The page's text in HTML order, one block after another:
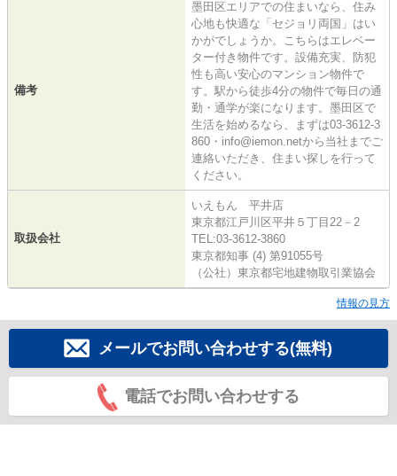
備考
墨田区エリアでの住まいなら、住み
心地も快適な「セジョリ両国」はい
かがでしょうか。こちらはエレベー
ター付き物件です。設備充実、防犯
性も高い安心のマンション物件で
す。駅から徒歩4分の物件で毎日の通
勤・通学が楽になります。墨田区で
生活を始めるなら、まずは03-3612-3
860・info@iemon.netから当社までご
連絡いただき、住まい探しを行って
ください。
取扱会社
いえもん 平井店
東京都江戸川区平井５丁目22－2
TEL:03-3612-3860
東京都知事 (4) 第91055号
（公社）東京都宅地建物取引業協会
情報の見方
メールでお問い合わせする(無料)
電話でお問い合わせする